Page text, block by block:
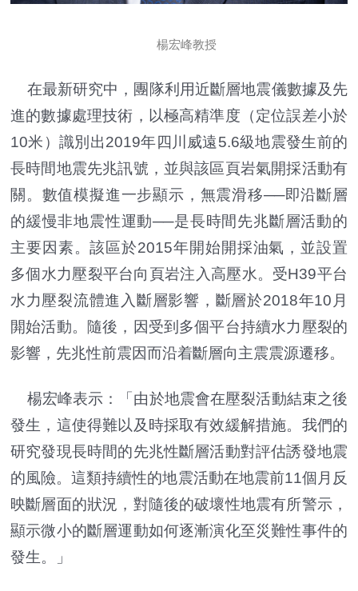
楊宏峰教授
在最新研究中，團隊利用近斷層地震儀數據及先
進的數據處理技術，以極高精準度（定位誤差小於
10米）識別出2019年四川威遠5.6級地震發生前的
長時間地震先兆訊號，並與該區頁岩氣開採活動有
關。數值模擬進一步顯示，無震滑移──即沿斷層
的緩慢非地震性運動──是長時間先兆斷層活動的
主要因素。該區於2015年開始開採油氣，並設置
多個水力壓裂平台向頁岩注入高壓水。受H39平台
水力壓裂流體進入斷層影響，斷層於2018年10月
閞始活動。隨後，因受到多個平台持續水力壓裂的
影響，先兆性前震因而沿着斷層向主震震源遷移。
楊宏峰表示：「由於地震會在壓裂活動結束之後
發生，這使得難以及時採取有效緩解措施。我們的
研究發現長時間的先兆性斷層活動對評估誘發地震
的風險。這類持續性的地震活動在地震前11個月反
映斷層面的狀況，對隨後的破壞性地震有所警示，
顯示微小的斷層運動如何逐漸演化至災難性事件的
發生。」